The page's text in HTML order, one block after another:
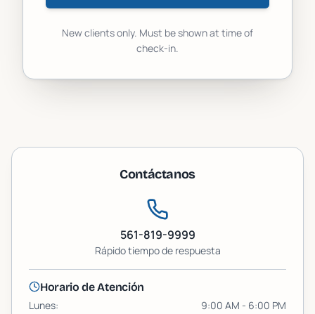
New clients only. Must be shown at time of
check-in.
Contáctanos
561-819-9999
Rápidotiempo de respuesta
Horario de Atención
Lunes:
9:00 AM - 6:00 PM